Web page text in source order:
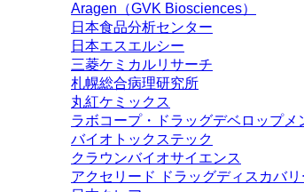
Aragen（GVK Biosciences）
日本食品分析センター
日本エスエルシー
三菱ケミカルリサーチ
札幌総合病理研究所
丸紅ケミックス
ラボコープ・ドラッグデベロップメ
バイオトックステック
クラウンバイオサイエンス
アクセリード ドラッグディスカバ